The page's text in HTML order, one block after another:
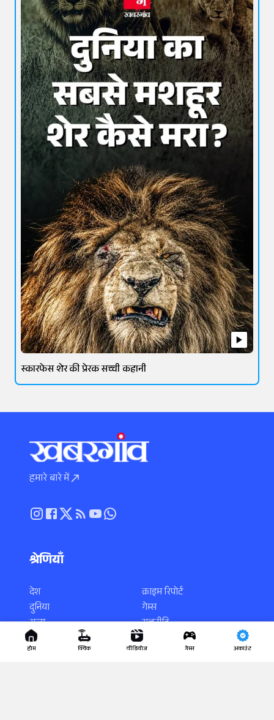
स्कारफेस शेर की प्रेरक सच्ची कहानी
हमारे बारे में
श्रेणियाँ
देश
दुनिया
राज्य
स्पोर्ट्स
एंटरटेनमेंट
क्राइम रिपोर्ट
गेम्स
राजनीति
करियर
साइंस-टेक
होम क्विक वीडियोज गेम्स अकाउंट